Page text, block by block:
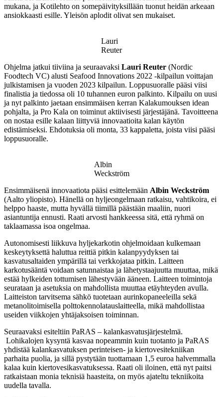
mukana, ja Kotilehto on somepäivityksillään tuonut heidän arkeaan
ansiokkaasti esille. Yleisön aplodit olivat sen mukaiset.
Lauri
Reuter
Ohjelma jatkui tiiviina ja seuraavaksi Lauri Reuter (Nordic
Foodtech VC) alusti Seafood Innovations 2022 -kilpailun voittajan
julkistamisen ja vuoden 2023 kilpailun. Loppusuoralle pääsi viisi
finalistia ja tiedossa oli 10 tuhannen euron palkinto. Kilpailu on uusi
ja nyt palkinto jaetaan ensimmäisen kerran Kalakumouksen idean
pohjalta, ja Pro Kala on toiminut aktiivisesti järjestäjänä. Tavoitteena
on nostaa esille kalaan liittyviä innovaatioita kalan käytön
edistämiseksi. Ehdotuksia oli monta, 33 kappaletta, joista viisi pääsi
loppusuoralle.
Albin
Weckström
Ensimmäisenä innovaatiota pääsi esittelemään Albin Weckström
(Aalto yliopisto). Hänellä on hyljeongelmaan ratkaisu, vahtikoira, ei
helppo haaste, mutta hyvällä tiimillä päästään maaliin, nuori
asiantuntija ennusti. Raati arvosti hankkeessa sitä, että ryhmä on
taklaamassa isoa ongelmaa.
Autonomisesti liikkuva hyljekarkotin ohjelmoidaan kulkemaan
keskeytyksettä haluttua reittiä pitkin kalanpyydyksen tai
kasvatusaltaiden ympärillä tai verkkojataa pitkin. Laitteen
karkotusääntä voidaan satunnaistaa ja lähetystaajuutta muuttaa, mikä
estää hylkeiden tottumisen lähestyvään ääneen. Laitteen toimintoja
seurataan ja asetuksia on mahdollista muuttaa etäyhteyden avulla.
Laitteiston tarvitsema sähkö tuotetaan aurinkopaneeleilla sekä
metanolitoimisella polttokennolatauslaitteella, mikä mahdollistaa
useiden viikkojen yhtäjaksoisen toiminnan.
Seuraavaksi esiteltiin PaRAS – kalankasvatusjärjestelmä.
Lohikalojen kysyntä kasvaa nopeammin kuin tuotanto ja PaRAS
yhdistää kalankasvatuksen perinteisen- ja kiertovesitekniikan
parhaita puolia, ja sillä pystytään tuottamaan 1,5 euroa halvemmalla
kalaa kuin kiertovesikasvatuksessa. Raati oli iloinen, että nyt paitsi
ratkaistaan monia teknisiä haasteita, on myös ajateltu tekniikoita
uudella tavalla.